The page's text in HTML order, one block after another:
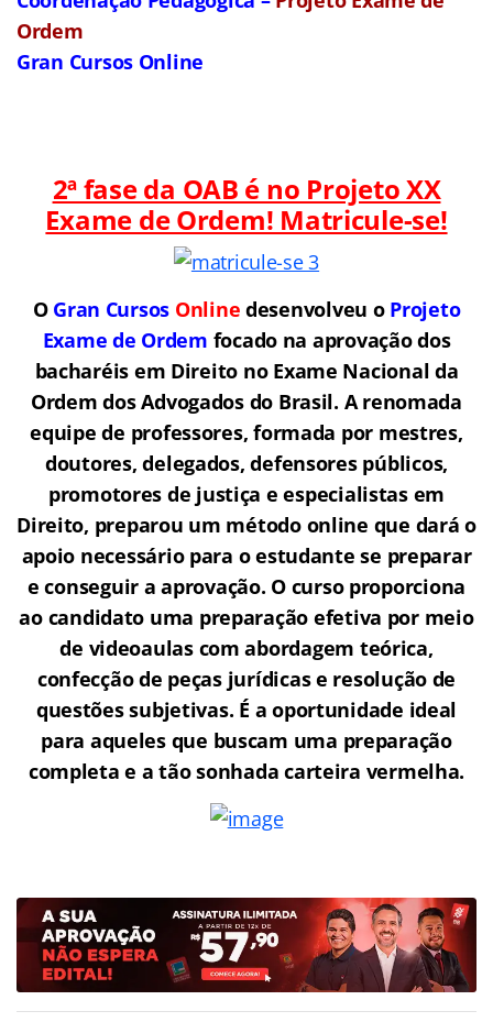
Ordem
Gran Cursos Online
2ª fase da OAB é no Projeto XX
Exame de Ordem! Matricule-se!
O Gran Cursos Online desenvolveu o Projeto
Exame de Ordem focado na aprovação dos
bacharéis em Direito no Exame Nacional da
Ordem dos Advogados do Brasil. A renomada
equipe de professores, formada por mestres,
doutores, delegados, defensores públicos,
promotores de justiça e especialistas em
Direito, preparou um método online que dará o
apoio necessário para o estudante se preparar
e conseguir a aprovação. O curso proporciona
ao candidato uma preparação efetiva por meio
de videoaulas com abordagem teórica,
confecção de peças jurídicas e resolução de
questões subjetivas. É a oportunidade ideal
para aqueles que buscam uma preparação
completa e a tão sonhada carteira vermelha.